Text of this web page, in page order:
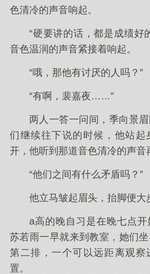
色清冷的声音响起。
“硬要讲的话，都是成绩好
音色温润的声音紧接着响起。
“哦，那他有讨厌的人吗？”
“有啊，裴嘉夜……”
两人一答一问间，季向景
们继续往下说的时候，他站起
开，他听到那道音色清冷的声音
“他们之间有什么矛盾吗？”
他立马皱起眉头，抬脚便大
a高的晚自习是在晚七点开
苏若雨一早就来到教室，她们
第二排，一个可以远距离观察
置。